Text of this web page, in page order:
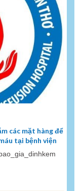
các mặt hàng để
tại bệnh viện